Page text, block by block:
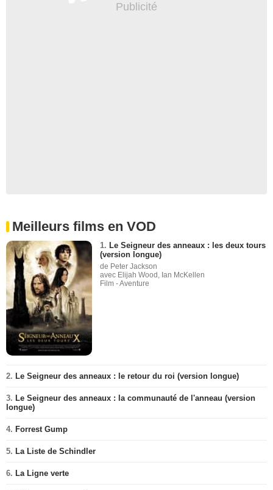
Meilleurs films en VOD
1. Le Seigneur des anneaux : les deux tours
(version longue)
de Peter Jackson
avec Elijah Wood, Ian McKellen
Film - Aventure
2. Le Seigneur des anneaux : le retour du roi (version longue)
3. Le Seigneur des anneaux : la communauté de l'anneau (version
longue)
4. Forrest Gump
5. La Liste de Schindler
6. La Ligne verte